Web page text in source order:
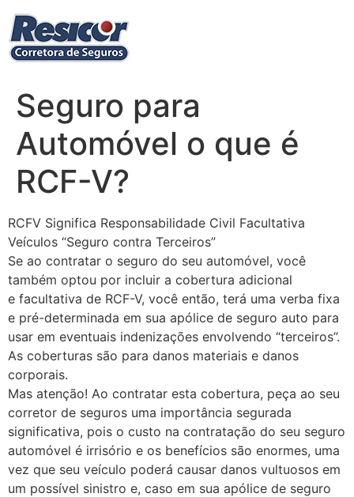
para
conteúdo
Seguro para
Automóvel o que é
RCF-V?
RCFV Significa Responsabilidade Civil Facultativa
Veículos “Seguro contra Terceiros”
Se ao contratar o seguro do seu automóvel, você
também optou por incluir a cobertura adicional
e facultativa de RCF-V, você então, terá uma verba fixa
e pré-determinada em sua apólice de seguro auto para
usar em eventuais indenizações envolvendo “terceiros”.
As coberturas são para danos materiais e danos
corporais.
Mas atenção! Ao contratar esta cobertura, peça ao seu
corretor de seguros uma importância segurada
significativa, pois o custo na contratação do seu seguro
automóvel é irrisório e os benefícios são enormes, uma
vez que seu veículo poderá causar danos vultuosos em
um possível sinistro e, caso em sua apólice de seguro